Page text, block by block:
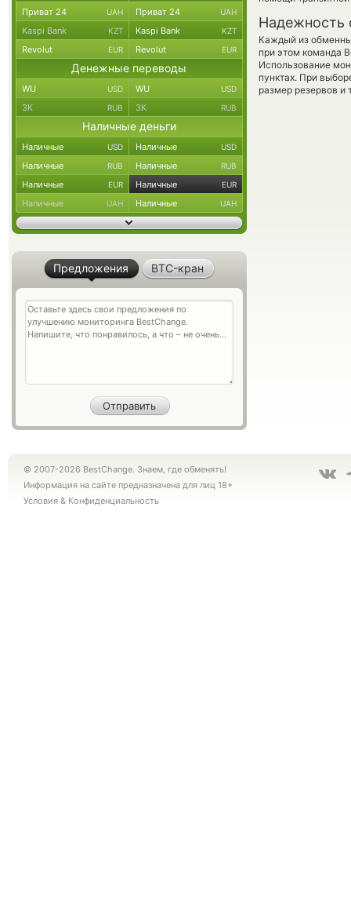
Надежность
Каждый из
при этом команда
Использование
пунктах. При
размер резервов и
Приват 24 UAH Приват 24 UAH
Kaspi Bank KZT Kaspi Bank KZT
Revolut EUR Revolut EUR
Денежные переводы
WU USD WU USD
ЗК RUB ЗК RUB
Наличные деньги
Наличные USD Наличные USD
Наличные RUB Наличные RUB
Наличные EUR Наличные EUR
Наличные UAH Наличные UAH
Предложения BTC-кран
© 2007-2026 BestChange. Знаем, где обменять!
Информация на сайте предназначена для лиц 18+
Условия & Конфиденциальность